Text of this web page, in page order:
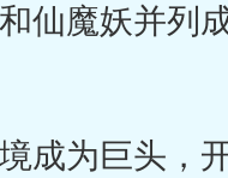
魔妖并列
成为巨头，